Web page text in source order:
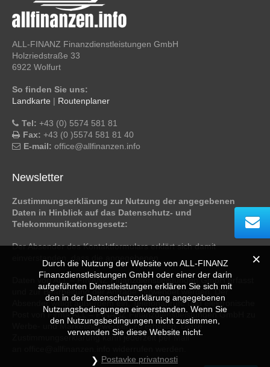
ALL-FINANZ Finanzdienstleistungen GmbH
Holzriedstraße 33
6922 Wolfurt
So finden Sie uns:
Landkarte | Routenplaner
Tel: +43 (0) 5574 581 81
Fax: +43 (0 )5574 581 81 40
E-mail: office@allfinanzen.info
Newsletter
Zustimmungserklärung zur Nutzung der angegebenen
Daten in Hinblick auf das Datenschutz- und
Telekommunikationsgesetz:
Der Absender des Kontaktformulars erklärt sich damit
einverstanden, dass die angegebenen
Daten von ALL – FINANZ Finanzdienstleistungen GmbH erfasst
und zur Bearbeitung der Anfrage verwendet werden. Der
Absender willigt außerdem ein, Telefonanrufe und elektronische
Post von Firma ALL – FINANZ Finanzdienstleistungen GmbH zu
Werbe- und Marketingzwecken zu erhalten. Diese
Zustimmungserklärung kann jederzeit per Mail
Durch die Nutzung der Website von ALL-FINANZ
Finanzdienstleistungen GmbH oder einer der darin
aufgeführten Dienstleistungen erklären Sie sich mit
den in der Datenschutzerklärung angegebenen
Nutzungsbedingungen einverstanden. Wenn Sie
den Nutzungsbedingungen nicht zustimmen,
verwenden Sie diese Website nicht.
Postavke privatnosti